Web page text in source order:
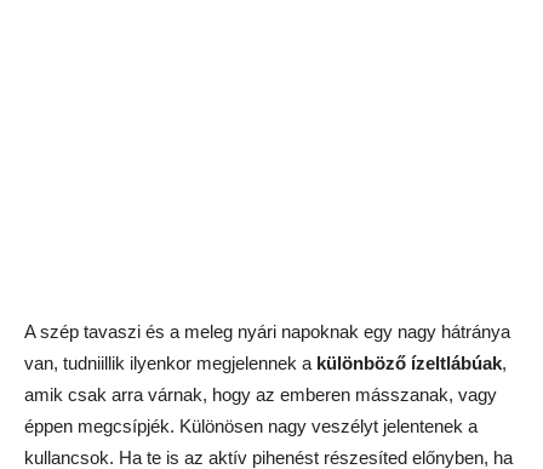
A szép tavaszi és a meleg nyári napoknak egy nagy hátránya
van, tudniillik ilyenkor megjelennek a különböző ízeltlábúak,
amik csak arra várnak, hogy az emberen másszanak, vagy
éppen megcsípjék. Különösen nagy veszélyt jelentenek a
kullancsok. Ha te is az aktív pihenést részesíted előnyben, ha